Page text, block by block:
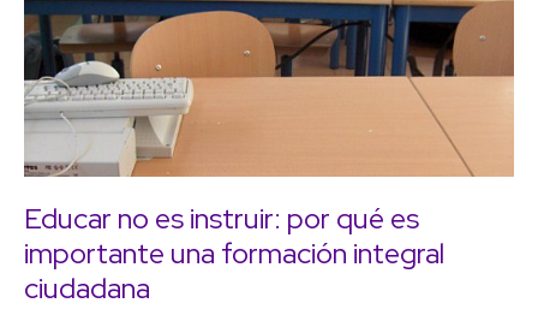
Educar no es instruir: por qué es
importante una formación integral
ciudadana